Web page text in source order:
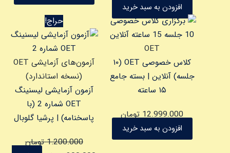
افزودن به سبد خرید
OET
کلاس خصوصی OET (۱۰
جلسه) آنلاین | بسته جامع
۱۵ ساعته
12.999.000 تومان
افزودن به سبد خرید
حراج!
آزمون‌های آزمایشی OET
(نسخه استاندارد)
آزمون آزمایشی لیسنینگ
OET شماره 2 (با
پاسخنامه) | پرشیا گلوبال
1.200.000 تومان
اصلی
1.200.000 تومان
بود.
قیمت
فعلی
است.